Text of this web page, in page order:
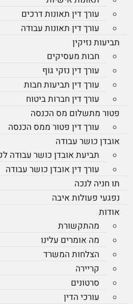
עורך דין תאונות דרכים
עורך דין תאונות עבודה
תביעות נזיקין
חבות מעסיקים
עורך דין נזקי גוף
עורך דין תביעות חבות
עורך דין חברות ביטוח
פטור מתשלום מס הכנסה
עורך דין פטור ממס הכנסה
אובדן כושר עבודה
תביעת אובדן כושר עבודה
עורך דין אובדן כושר עבודה
תו חניה לנכה
נפגעי פעולות איבה
אודות
מהתקשורת
מה אומרים עלינו
הצלחות המשרד
קריירה
סרטונים
עורכי הדין